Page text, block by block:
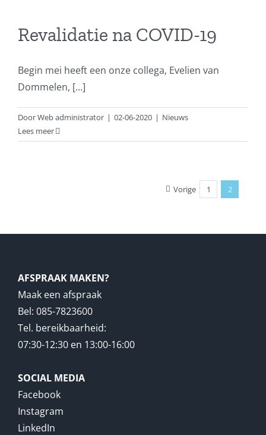
Revalidatie na COVID-19
Begin mei heeft een onze collega, Evelien van
Dommelen, [...]
DoorWeb administrator | 02-06-2020 | Nieuws
Lees meer
Vorige 1 2
AFSPRAAK MAKEN?
Maak een afspraak
Bel: 085-7823600
Tel. bereikbaarheid:
07:30-12:30 en 13:00-16:00
SOCIAL MEDIA
Facebook
Instagram
LinkedIn